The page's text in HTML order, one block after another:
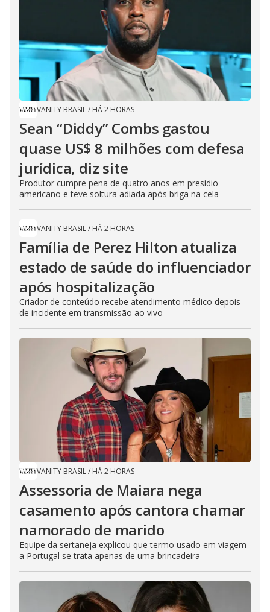
VANITY BRASIL/ HÁ 2 HORAS
Sean “Diddy” Combs gastou
quase US$ 8 milhões com defesa
jurídica, diz site
Produtor cumpre pena de quatro anos em presídio
americano e teve soltura adiada após briga na cela
VANITY BRASIL/ HÁ 2 HORAS
Família de Perez Hilton atualiza
estado de saúde do influenciador
após hospitalização
Criador de conteúdo recebe atendimento médico depois
de incidente em transmissão ao vivo
VANITY BRASIL/ HÁ 2 HORAS
Assessoria de Maiara nega
casamento após cantora chamar
namorado de marido
Equipe da sertaneja explicou que termo usado em viagem
a Portugal se trata apenas de uma brincadeira